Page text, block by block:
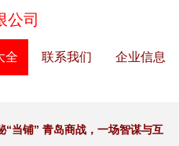
公司
全 联系我们 企业信息
“当铺” 青岛商战，一场智谋与互